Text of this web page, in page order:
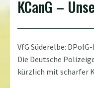
KCanG –
VfG Süderelbe:
Die Deutsche
kürzlich mit scharfer